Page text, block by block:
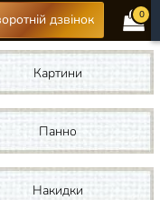
дзвінок 0
Картини
Панно
Накидки